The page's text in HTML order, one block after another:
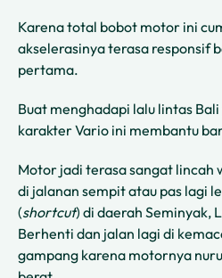
Karena total bobot motor ini
akselerasinya terasa responsif
pertama.
Buat menghadapi lalu lintas
karakter Vario ini membantu
Motor jadi terasa sangat lincah
di jalanan sempit atau pas lagi
(shortcut) di daerah Seminyak,
Berhenti dan jalan lagi di
gampang karena motornya